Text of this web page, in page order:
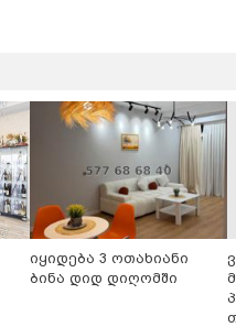
იყიდება 3 ოთახიანი
ბინა დიდ დიღომში